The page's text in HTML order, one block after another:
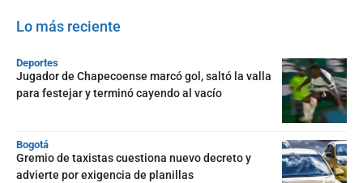
Lo más reciente
Deportes
Jugador de Chapecoense marcó gol, saltó la valla
para festejar y terminó cayendo al vacío
Bogotá
Gremio de taxistas cuestiona nuevo decreto y
advierte por exigencia de planillas